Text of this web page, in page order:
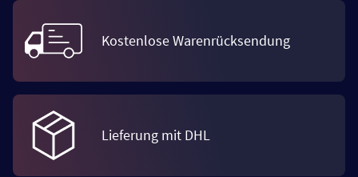
Kostenlose Warenrücksendung
Lieferung mit DHL